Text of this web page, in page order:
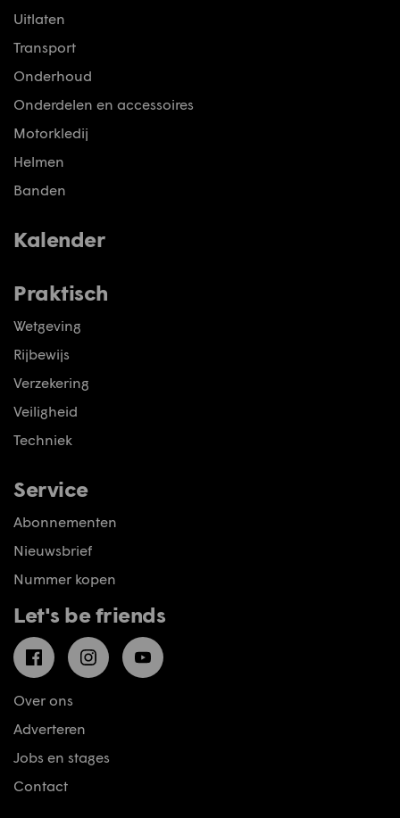
Uitlaten
Transport
Onderhoud
Onderdelen en accessoires
Motorkledij
Helmen
Banden
Kalender
Praktisch
Wetgeving
Rijbewijs
Verzekering
Veiligheid
Techniek
Service
Abonnementen
Nieuwsbrief
Nummer kopen
Let's be friends
FacebookInstagramYouTube
Over ons
Adverteren
Jobs en stages
Contact